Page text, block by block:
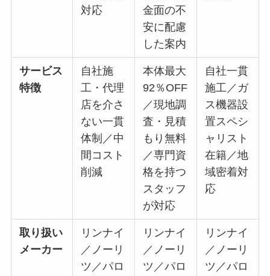
対応
金面の不
安に配慮
した案内
サービス
特徴
自社施
工・代理
店を介さ
ない一貫
体制／中
間コスト
削減
本体最大
92％OFF
／現地調
査・見積
もり無料
／専門資
格を持つ
スタッフ
が対応
自社一貫
施工／ガ
ス機器設
置スペシ
ャリスト
在籍／地
域密着対
応
取り扱い
メーカー
リンナイ
／ノーリ
ツ／パロ
リンナイ
／ノーリ
ツ／パロ
リンナイ
／ノーリ
ツ／パロ